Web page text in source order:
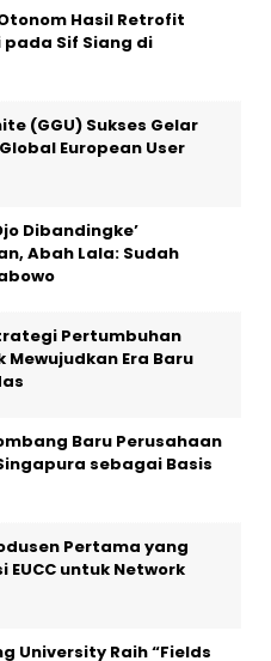
Hasil Retrofit
Sif Siang di
(GGU) Sukses Gelar
European User
Dibandingke’
Abah Lala: Sudah
Pertumbuhan
Mewujudkan Era Baru
Baru Perusahaan
sebagai Basis
Pertama yang
untuk Network
University Raih “Fields